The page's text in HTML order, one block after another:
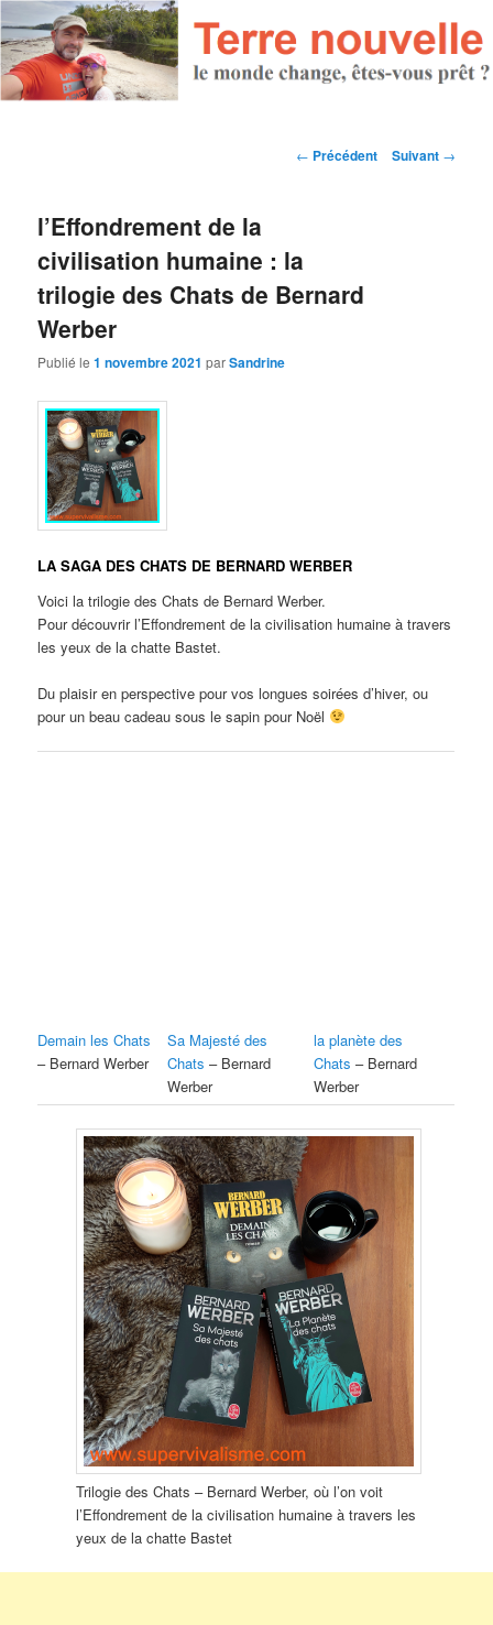
Navigation des articles
← Précédent Suivant →
l’Effondrement de la
civilisation humaine : la
trilogie des Chats de Bernard
Werber
Publié le1 novembre 2021 parSandrine
LA SAGA DES CHATS DE BERNARD WERBER
Voici la trilogie des Chats de Bernard Werber.
Pour découvrir l’Effondrement de la civilisation humaine à travers
les yeux de la chatte Bastet.
Du plaisir en perspective pour vos longues soirées d’hiver, ou
pour un beau cadeau sous le sapin pour Noël
Demain les Chats
– Bernard Werber
Sa Majesté des
Chats – Bernard
Werber
la planète des
Chats – Bernard
Werber
Trilogie des Chats – Bernard Werber, où l’on voit
l’Effondrement de la civilisation humaine à travers les
yeux de la chatte Bastet